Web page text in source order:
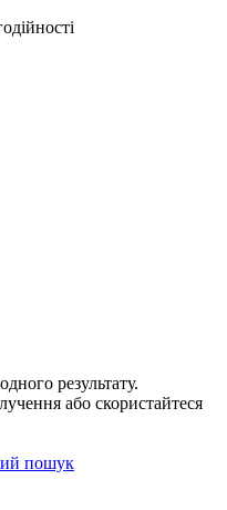
результату.
або скористайтеся
пошук